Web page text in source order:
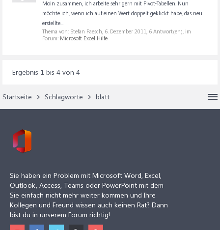
Moin zusammen, ich arbeite sehr gern mit Pivot-Tabellen. Nun
möchte ich, wenn ich auf einen Wert doppelt geklickt habe, das neu
erstellte...
Thema von: Stefan Paesch, 6. Dezember 2011, 6 Antwort(en), im
Forum: Microsoft Excel Hilfe
Ergebnis 1 bis 4 von 4
Startseite Schlagworte blatt
Sie haben ein Problem mit Microsoft Word, Excel,
Outlook, Access, Teams oder PowerPoint mit dem
Sie einfach nicht mehr weiter kommen und Ihre
Kollegen und Freund wissen auch keinen Rat? Dann
bist du in unserem Forum richtig!